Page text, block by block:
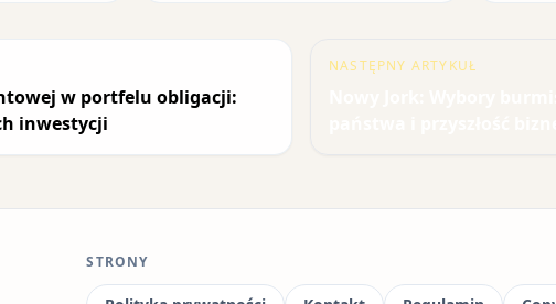
w portfelu obligacji:
inwestycji
NASTĘPNY ARTYKUŁ
STRONY